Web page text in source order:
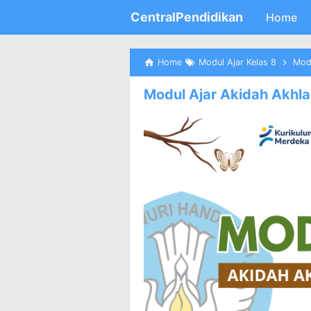
CentralPendidikan Home
Home Modul Ajar Kelas 8
Modul Ajar Akidah